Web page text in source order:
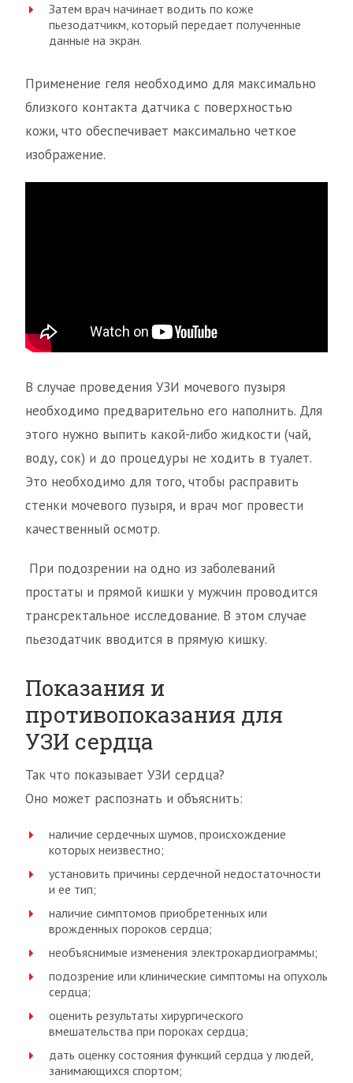
Затем врач начинает водить по коже
пьезодатчикм, который передает полученные
данные на экран.
Применение геля необходимо для максимально
близкого контакта датчика с поверхностью
кожи, что обеспечивает максимально четкое
изображение.
В случае проведения УЗИ мочевого пузыря
необходимо предварительно его наполнить. Для
этого нужно выпить какой-либо жидкости (чай,
воду, сок) и до процедуры не ходить в туалет.
Это необходимо для того, чтобы расправить
стенки мочевого пузыря, и врач мог провести
качественный осмотр.
При подозрении на одно из заболеваний
простаты и прямой кишки у мужчин проводится
трансректальное исследование. В этом случае
пьезодатчик вводится в прямую кишку.
Показания и
противопоказания для
УЗИ сердца
Так что показывает УЗИ сердца?
Оно может распознать и объяснить:
наличие сердечных шумов, происхождение
которых неизвестно;
установить причины сердечной недостаточности
и ее тип;
наличие симптомов приобретенных или
врожденных пороков сердца;
необъяснимые изменения электрокардиограммы;
подозрение или клинические симптомы на опухоль
сердца;
оценить результаты хирургического
вмешательства при пороках сердца;
дать оценку состояния функций сердца у людей,
занимающихся спортом;